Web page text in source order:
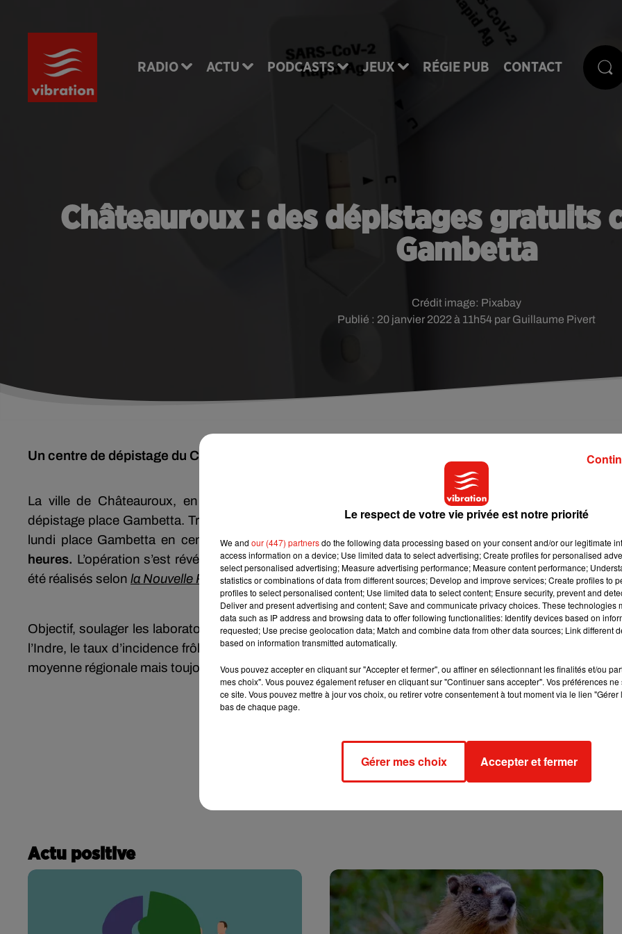
RADIO ACTU PODCASTS JEUX RÉGIE PUB CONTACT
Châteauroux : des dépistages gratuits
Gambetta
Publié : 20 janvier 2022 à 11h54 par Guillaume Pivert
Crédit image: Pixabay
Un centre de dépistage du Covid-19 sera installé entre samedi et lundi place Gambetta.
La ville de Châteauroux, en partenariat avec l’Agence régionale de santé, renouvelle l’opération
dépistage place Gambetta. Trois chalets et deux lignes de prélèvements seront installés entre samedi
lundi place Gambetta en centre-ville. Ces tests seront accessiblessans rendez-vous entre 13 et
heures. L’opération s’est révélée être un succès le week-end dernier. Plus de 430 tests antigéniques
été réalisés selon la Nouvelle République.
Objectif, soulager les laboratoires et les pharmacies très sollicités depuis plusieurs semaines déjà.
l’Indre, le taux d’incidence frôle les 1700 cas pour 100 000 habitants, un chiffre légèrement en deçà de
moyenne régionale mais toujours en progression.
Actu positive
Le respect de votre vie privée est notre priorité
We and our (447) partnersdo the following data processing based on your consent and/or our legitimate
access information on a device; Use limited data to select advertising; Create profiles for personalised
select personalised advertising; Measure advertising performance; Measure content performance;
statistics or combinations of data from different sources; Develop and improve services; Create profiles to
profiles to select personalised content; Use limited data to select content; Ensure security, prevent and
Deliver and present advertising and content; Save and communicate privacy choices. These technologies
data such as IP address and browsing data to offer following functionalities: Identify devices based on
requested; Use precise geolocation data; Match and combine data from other data sources; Link different
based on information transmitted automatically.
Vous pouvez accepter en cliquant sur "Accepter et fermer", ou affiner en sélectionnant les finalités et/ou
mes choix". Vous pouvez également refuser en cliquant sur "Continuer sans accepter". Vos préférences
ce site. Vous pouvez mettre à jour vos choix, ou retirer votre consentement à tout moment via le lien
bas de chaque page.
Gérer mes choix Accepter et fermer